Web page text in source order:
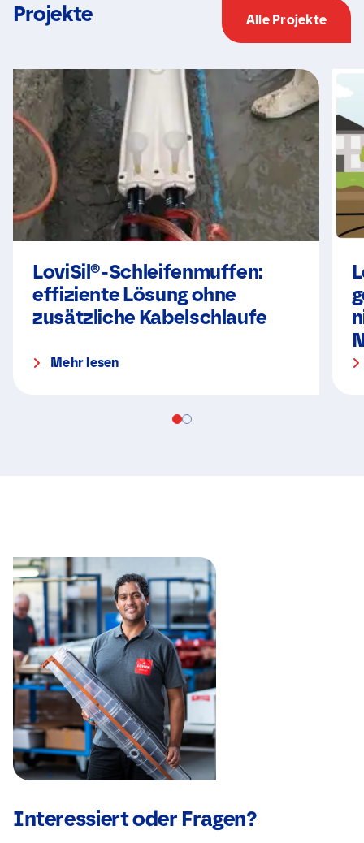
Projekte Alle Projekte
LoviSil®-Schleifenmuffen:
effiziente Lösung ohne
zusätzliche Kabelschlaufe
Mehr lesen
Interessiert oder Fragen?